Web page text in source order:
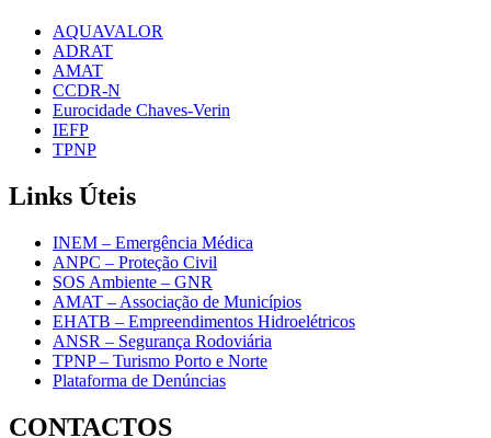
AQUAVALOR
ADRAT
AMAT
CCDR-N
Eurocidade Chaves-Verin
IEFP
TPNP
Links Úteis
INEM – Emergência Médica
ANPC – Proteção Civil
SOS Ambiente – GNR
AMAT – Associação de Municípios
EHATB – Empreendimentos Hidroelétricos
ANSR – Segurança Rodoviária
TPNP – Turismo Porto e Norte
Plataforma de Denúncias
CONTACTOS